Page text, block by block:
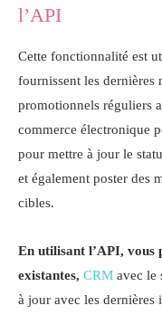
l’API
Cette fonctionnalité est
fournissent les dernières
promotionnels réguliers
commerce électronique
pour mettre à jour le
et également poster des
cibles.
En utilisant l’API, vous
existantes, CRM avec le
à jour avec les dernières